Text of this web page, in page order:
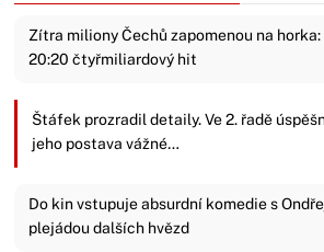
Zítra miliony Čechů zapomenou na
20:20 čtyřmiliardový hit
Štáfek prozradil detaily. Ve 2. řadě
jeho postava vážné…
Do kin vstupuje absurdní komedie s
plejádou dalších hvězd